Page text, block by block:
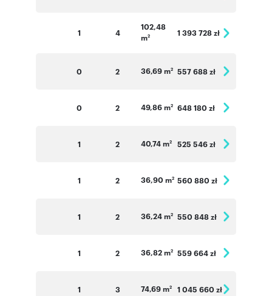
1 4
102,48
m2 1 393 728 zł
0 2 36,69 m2 557 688 zł
0 2 49,86 m2 648 180 zł
1 2 40,74 m2 525 546 zł
1 2 36,90 m2 560 880 zł
1 2 36,24 m2 550 848 zł
1 2 36,82 m2 559 664 zł
1 3 74,69 m2 1 045 660 zł